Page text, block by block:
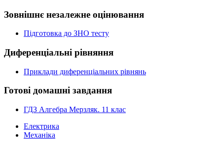
Зовнішнє незалежне оцінювання
Підготовка до ЗНО тесту
Диференціальні рівняння
Приклади диференціальних рівнянь
Готові домашні завдання
ГДЗ Алгебра Мерзляк. 11 клас
Електрика
Механіка